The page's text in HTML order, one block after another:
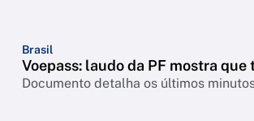
Brasil
Voepass: laudo da PF mostra
Documento detalha os últimos